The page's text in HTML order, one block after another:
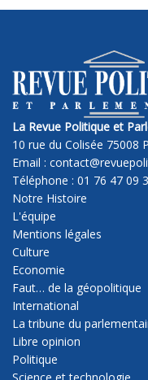
La Revue Politique et
10 rue du Colisée 75008
Email :
Téléphone : 01 76 47 09
Notre Histoire
L'équipe
Mentions légales
Culture
Economie
Faut… de la géopolitique
International
La tribune du
Libre opinion
Politique